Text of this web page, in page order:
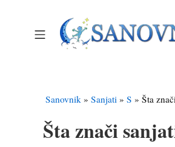
Mobile Menu
Sanovnik» Sanjati» S » Šta
Šta znači